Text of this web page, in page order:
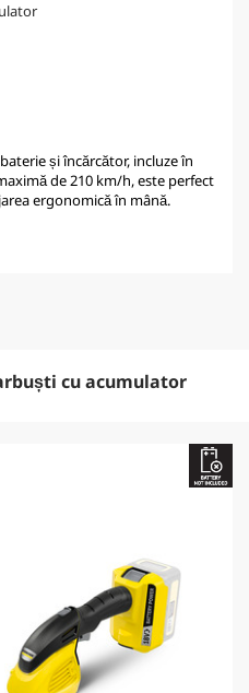
și încărcător, incluze în
de 210 km/h, este perfect
ergonomică în mână.
cu acumulator